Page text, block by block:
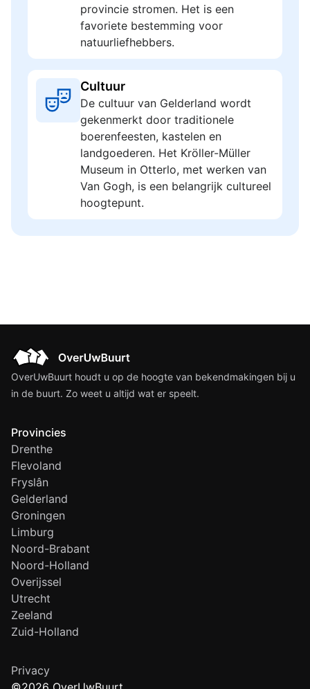
provincie stromen. Het is een
favoriete bestemming voor
natuurliefhebbers.
Cultuur
De cultuur van Gelderland wordt
gekenmerkt door traditionele
boerenfeesten, kastelen en
landgoederen. Het Kröller-Müller
Museum in Otterlo, met werken van
Van Gogh, is een belangrijk cultureel
hoogtepunt.
OverUwBuurt houdt u op de hoogte van bekendmakingen bij u
in de buurt. Zo weet u altijd wat er speelt.
Provincies
Drenthe
Flevoland
Fryslân
Gelderland
Groningen
Limburg
Noord-Brabant
Noord-Holland
Overijssel
Utrecht
Zeeland
Zuid-Holland
Privacy